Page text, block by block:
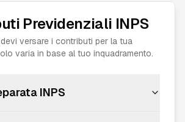
Previdenziali INPS
versare i contributi per la tua
varia in base al tuo inquadramento.
INPS